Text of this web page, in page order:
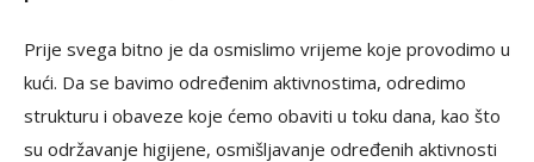
Prije svega bitno je da osmislimo vrijeme koje provodimo u
kući. Da se bavimo određenim aktivnostima, odredimo
strukturu i obaveze koje ćemo obaviti u toku dana, kao što
su održavanje higijene, osmišljavanje određenih aktivnosti